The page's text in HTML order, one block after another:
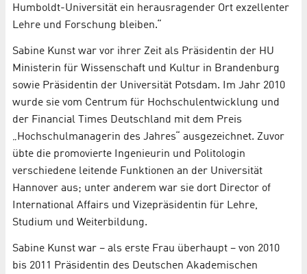
Humboldt-Universität ein herausragender Ort exzellenter
Lehre und Forschung bleiben.“
Sabine Kunst war vor ihrer Zeit als Präsidentin der HU
Ministerin für Wissenschaft und Kultur in Brandenburg
sowie Präsidentin der Universität Potsdam. Im Jahr 2010
wurde sie vom Centrum für Hochschulentwicklung und
der Financial Times Deutschland mit dem Preis
„Hochschulmanagerin des Jahres“ ausgezeichnet. Zuvor
übte die promovierte Ingenieurin und Politologin
verschiedene leitende Funktionen an der Universität
Hannover aus; unter anderem war sie dort Director of
International Affairs und Vizepräsidentin für Lehre,
Studium und Weiterbildung.
Sabine Kunst war – als erste Frau überhaupt – von 2010
bis 2011 Präsidentin des Deutschen Akademischen